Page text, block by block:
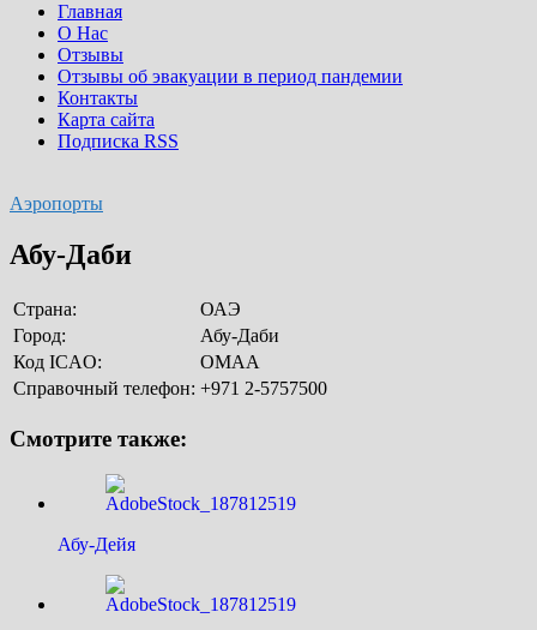
Главная
О Нас
Отзывы
Отзывы об эвакуации в период пандемии
Контакты
Карта сайта
Подписка RSS
Аэропорты
Абу-Даби
Страна:
ОАЭ
Город:
Абу-Даби
Код ICAO:
OMAA
Справочный телефон: +971 2-5757500
Смотрите также:
Абу-Дейя